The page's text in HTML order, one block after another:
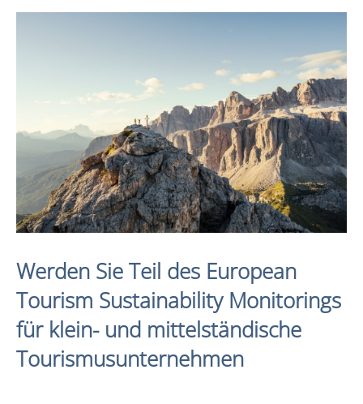
Werden Sie Teil des European
Tourism Sustainability Monitorings
für klein- und mittelständische
Tourismusunternehmen